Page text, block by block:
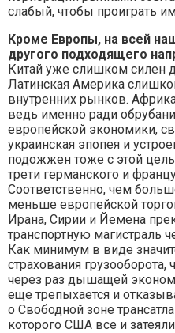
слабый, чтобы проиграть
Кроме Европы, на всей
другого подходящего
Китай уже слишком силен
Латинская Америка
внутренних рынков.
ведь именно ради
европейской экономики,
украинская эпопея и
подожжен тоже с этой
трети германского и
Соответственно, чем
меньше европейской
Ирана, Сирии и Йемена
транспортную магистраль
Как минимум в виде
страхования грузооборота,
через раз дышащей
еще трепыхается и
о Свободной зоне
которого США все и